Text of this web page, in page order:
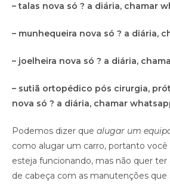
– talas nova só ? a diária, chamar
– munhequeira nova só ? a diária,
– joelheira nova só ? a diária,
– sutiã ortopédico pós cirurgia,
nova só ? a diária, chamar
Podemos dizer que alugar um
como alugar um carro, portanto você
esteja funcionando, mas não quer
de cabeça com as manutenções que